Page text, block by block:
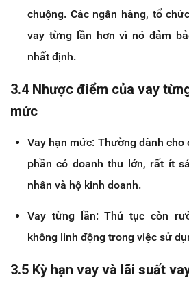
chuộng. Các ngân hàng, tổ
vay từng lần hơn vì nó đảm
nhất định.
3.4 Nhược điểm của vay
mức
Vay hạn mức: Thường dành cho
phần có doanh thu lớn, rất ít
nhân và hộ kinh doanh.
Vay từng lần: Thủ tục còn
không linh động trong việc sử
3.5 Kỳ hạn vay và lãi suất